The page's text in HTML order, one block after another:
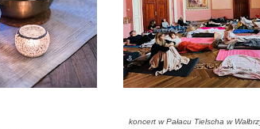
koncert w Pałacu Tielscha w